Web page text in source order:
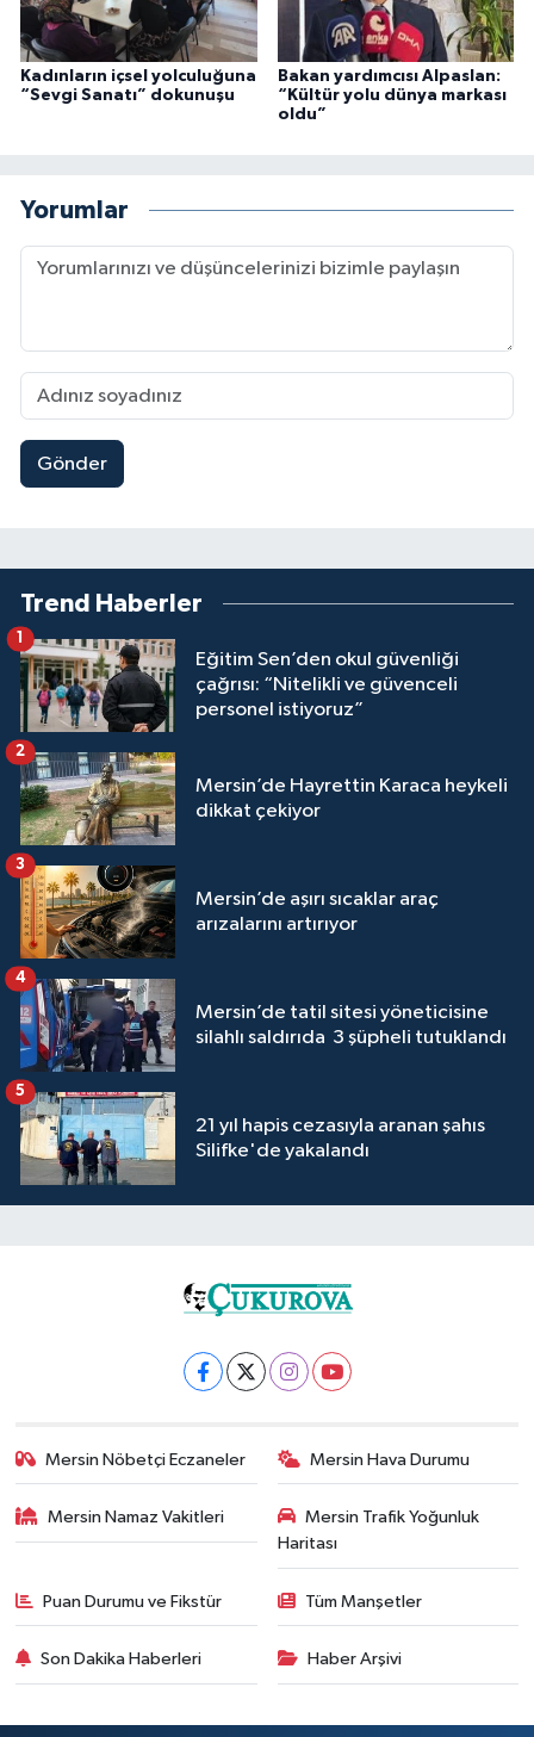
Kadınların içsel yolculuğuna
“Sevgi Sanatı” dokunuşu
Bakan yardımcısı Alpaslan:
“Kültür yolu dünya markası
oldu”
Yorumlar
Gönder
Trend Haberler
Eğitim Sen’den okul güvenliği
çağrısı: “Nitelikli ve güvenceli
personel istiyoruz”
1
Mersin’de Hayrettin Karaca heykeli
dikkat çekiyor
2
Mersin’de aşırı sıcaklar araç
arızalarını artırıyor
3
Mersin’de tatil sitesi yöneticisine
silahlı saldırıda 3 şüpheli tutuklandı
4
21 yıl hapis cezasıyla aranan şahıs
Silifke'de yakalandı
5
Mersin Nöbetçi Eczaneler Mersin Hava Durumu
Mersin Namaz Vakitleri
Mersin Trafik Yoğunluk
Haritası
Puan Durumu ve Fikstür Tüm Manşetler
Son Dakika Haberleri Haber Arşivi